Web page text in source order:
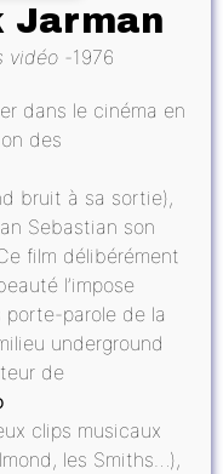
Jarman
vidéo 1976
dans le cinéma en
des
bruit à sa sortie),
Sebastian son
film délibérément
l’impose
parole de la
underground
de
clips musicaux
les Smiths…),